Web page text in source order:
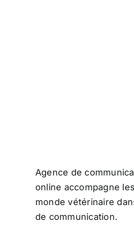
Agence de
online accompagne
monde vétérinaire
de communication.